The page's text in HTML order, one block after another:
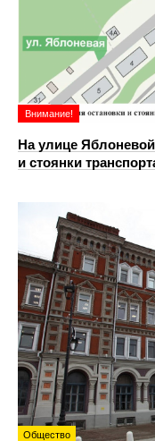
Внимание!
На улице
и стоянки
Общество